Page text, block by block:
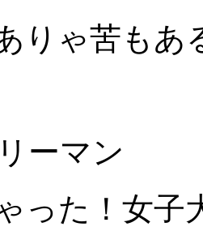
りゃ苦もあ
ーマン
った！女子